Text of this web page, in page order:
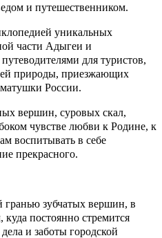
и путешественником.
уникальных
части Адыгеи и
для туристов,
природы, приезжающих
России.
вершин, суровых скал,
чувстве любви к Родине, к
воспитывать в себе
прекрасного.
гранью зубчатых вершин, в
куда постоянно стремится
и заботы городской